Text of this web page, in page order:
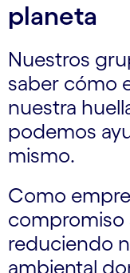
planeta
Nuestros
saber cómo
nuestra
podemos
mismo.
Como
compromiso
reduciendo
ambiental